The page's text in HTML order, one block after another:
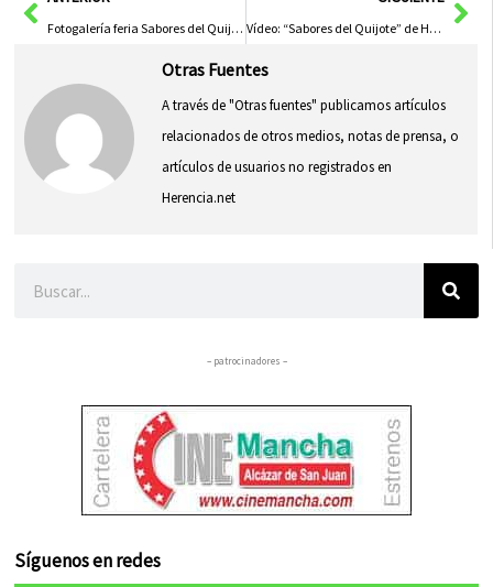
Fotogalería feria Sabores del Quijote en Herencia Vídeo: “Sabores del Quijote” de Herencia dedicada al queso
Otras Fuentes
A través de "Otras fuentes" publicamos artículos
relacionados de otros medios, notas de prensa, o
artículos de usuarios no registrados en
Herencia.net
– patrocinadores –
Síguenos en redes